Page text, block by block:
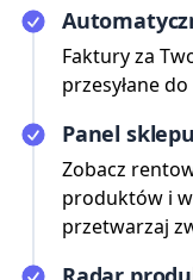
Faktury za
przesyłane
Panel
Zobacz
produktów i
przetwarzaj